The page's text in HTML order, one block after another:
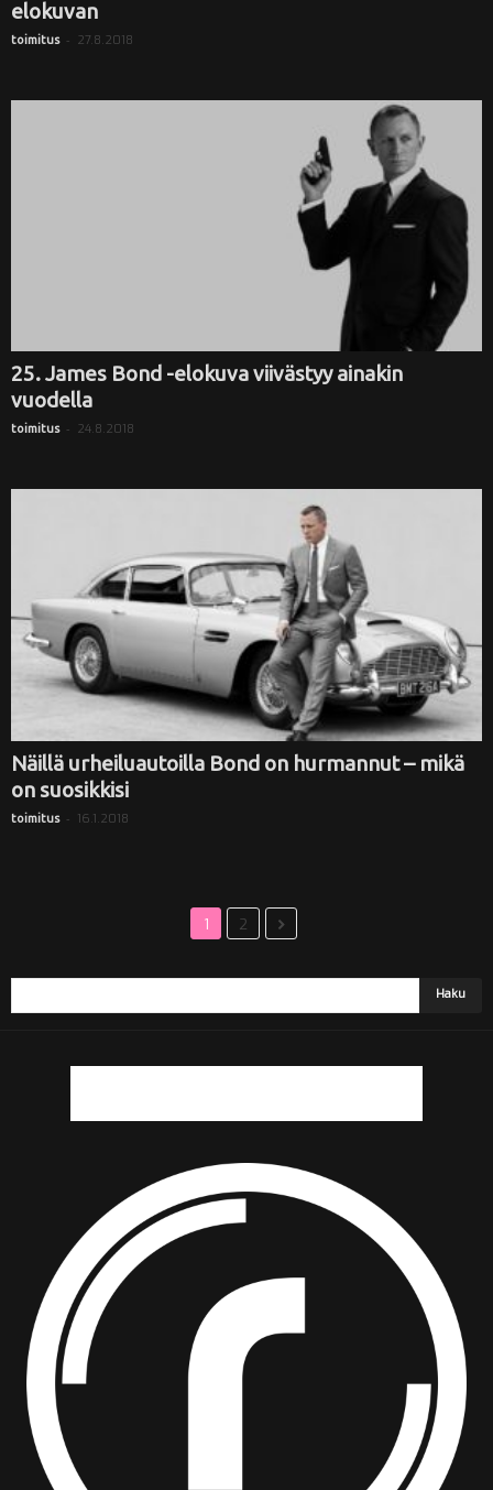
elokuvan
toimitus - 27.8.2018
25. James Bond -elokuva viivästyy ainakin
vuodella
toimitus - 24.8.2018
Näillä urheiluautoilla Bond on hurmannut – mikä
on suosikkisi
toimitus - 16.1.2018
1 2